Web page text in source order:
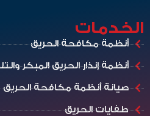
الخدمات
أنظمة مكافحة الحريق
أنظمة إنذار الحريق المبكر
صيانة أنظمة مكافحة الحريق
طفايات الحريق